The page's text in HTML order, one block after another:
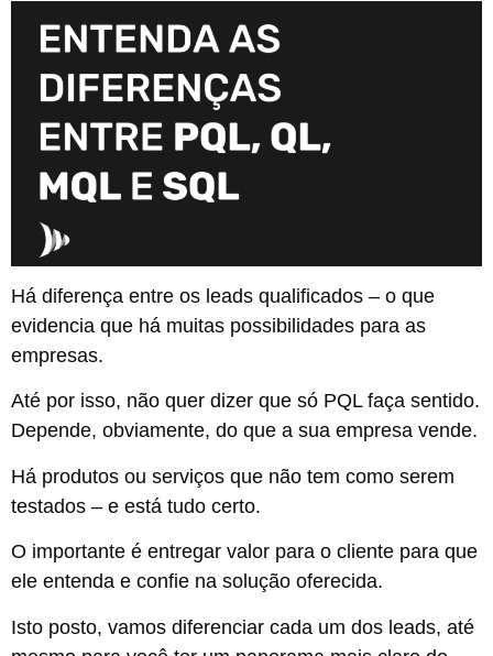
Há diferença entre os leads qualificados – o que
evidencia que há muitas possibilidades para as
empresas.
Até por isso, não quer dizer que só PQL faça sentido.
Depende, obviamente, do que a sua empresa vende.
Há produtos ou serviços que não tem como serem
testados – e está tudo certo.
O importante é entregar valor para o cliente para que
ele entenda e confie na solução oferecida.
Isto posto, vamos diferenciar cada um dos leads, até